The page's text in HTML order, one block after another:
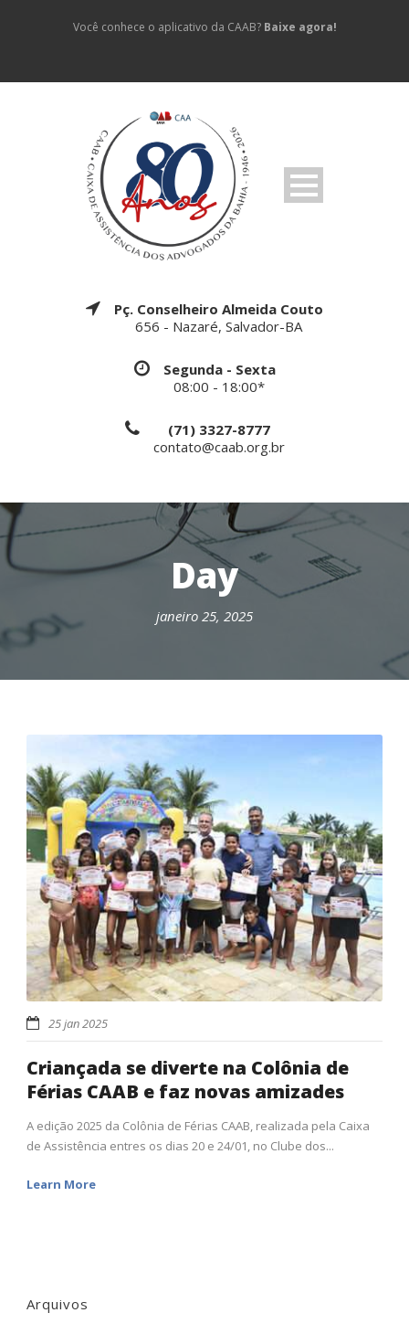
Você conhece o aplicativo da CAAB? Baixe agora!
Pç. Conselheiro Almeida Couto
656 - Nazaré, Salvador-BA
Segunda - Sexta
08:00 - 18:00*
(71) 3327-8777
contato@caab.org.br
Day
janeiro 25, 2025
25 jan 2025
Criançada se diverte na Colônia de
Férias CAAB e faz novas amizades
A edição 2025 da Colônia de Férias CAAB, realizada pela Caixa
de Assistência entres os dias 20 e 24/01, no Clube dos...
Learn More
Arquivos